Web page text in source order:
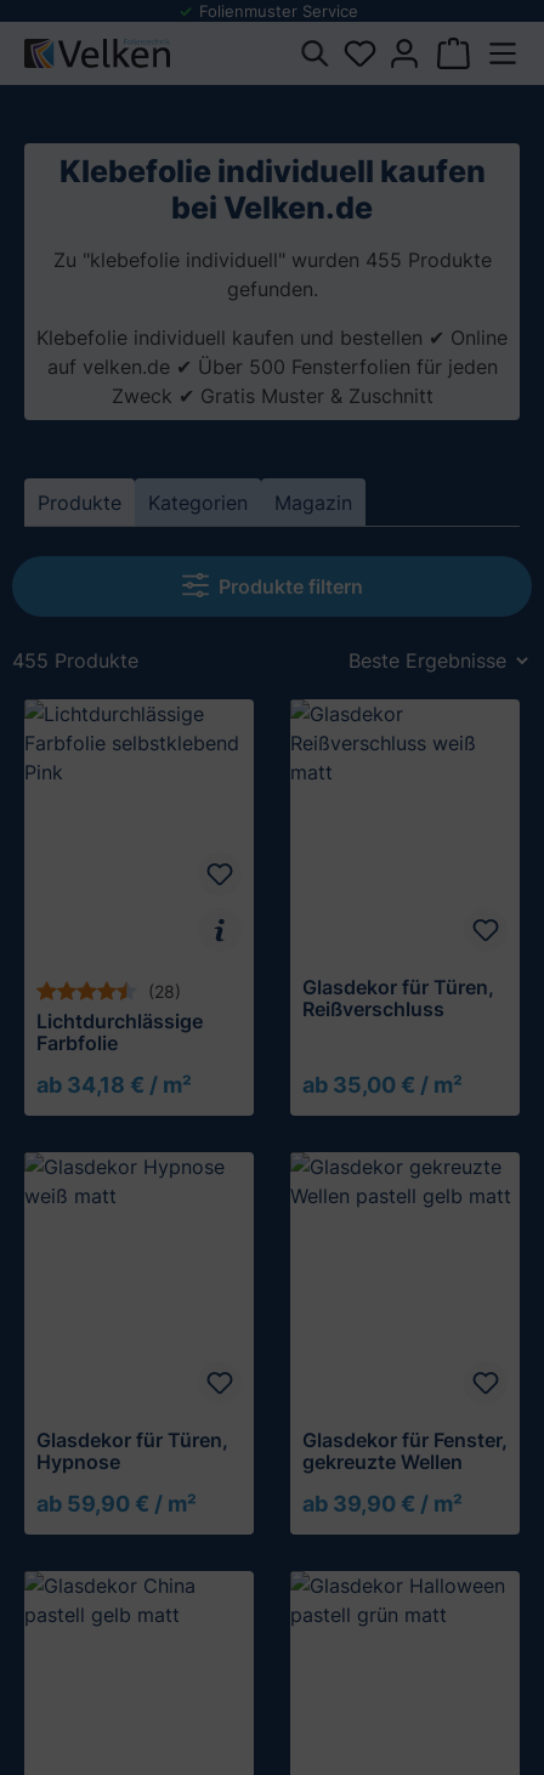
springen
Folienmuster Service
Klebefolie individuell kaufen
bei Velken.de
Zu "klebefolie individuell" wurden 455 Produkte
gefunden.
Klebefolie individuell kaufen und bestellen ✔ Online
auf velken.de ✔ Über 500 Fensterfolien für jeden
Zweck ✔ Gratis Muster & Zuschnitt
Produkte Kategorien Magazin
Produkte filtern
455 Produkte
(28)
Lichtdurchlässige
Farbfolie
ab 34,18 € / m²
Glasdekor für Türen,
Reißverschluss
ab 35,00 € / m²
Glasdekor für Türen,
Hypnose
ab 59,90 € / m²
Glasdekor für Fenster,
gekreuzte Wellen
ab 39,90 € / m²